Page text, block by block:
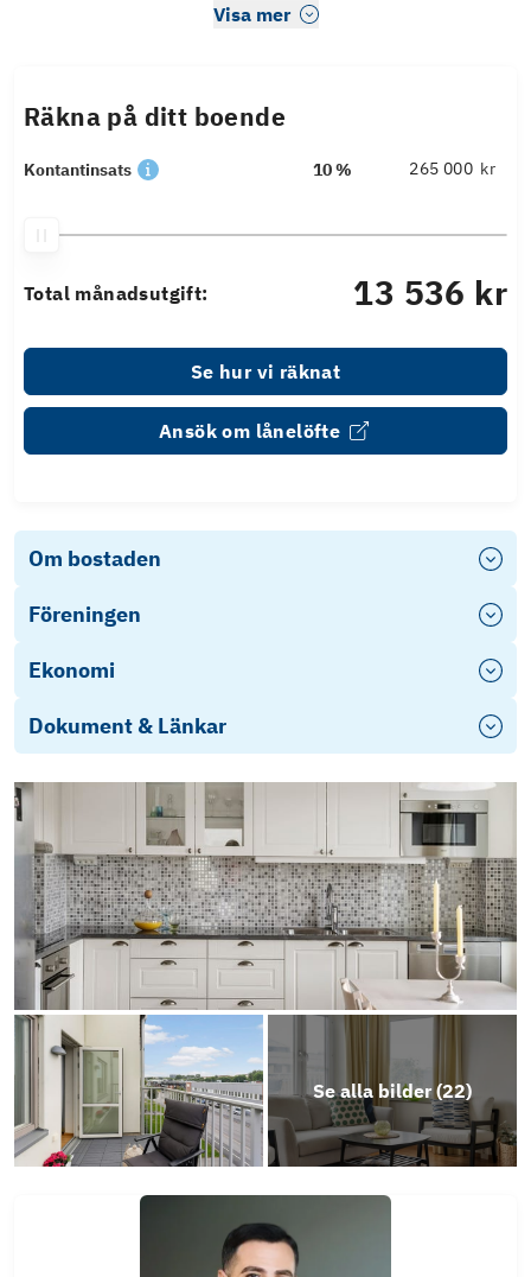
Visa mer
Räkna på ditt boende
Kontantinsats 10 % kr
Total månadsutgift: 13 536 kr
Se hur vi räknat
Ansök om lånelöfte
Om bostaden
Föreningen
Ekonomi
Dokument & Länkar
BRF_Lergöken-Årsredovisning-2025
BRF_Lergöken-Stadgar
Energideklaration-837477
Photo
Play
Se alla bilder (22)